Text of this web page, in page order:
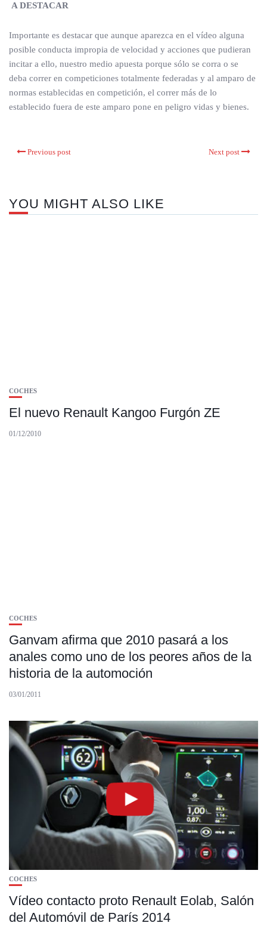
A DESTACAR
Importante es destacar que aunque aparezca en el vídeo alguna
posible conducta impropia de velocidad y acciones que pudieran
incitar a ello, nuestro medio apuesta porque sólo se corra o se
deba correr en competiciones totalmente federadas y al amparo de
normas establecidas en competición, el correr más de lo
establecido fuera de este amparo pone en peligro vidas y bienes.
Previous post Next post
YOU MIGHT ALSO LIKE
COCHES
El nuevo Renault Kangoo Furgón ZE
01/12/2010
COCHES
Ganvam afirma que 2010 pasará a los
anales como uno de los peores años de la
historia de la automoción
03/01/2011
COCHES
Vídeo contacto proto Renault Eolab, Salón
del Automóvil de París 2014